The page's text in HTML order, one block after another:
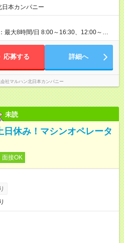
本カンパニー
最大8時間/日 8:00～16:30、12:00～
働1日4時間 ・最低勤務日数：週3日 ★
応募する 詳細へ
社マルハン北日本カンパニー
未読
休み！マシンオペレータ
面接OK